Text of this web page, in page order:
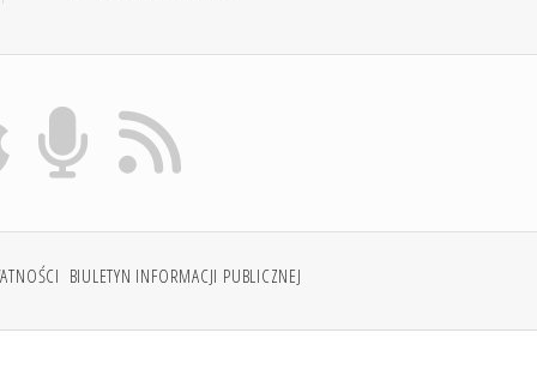
BIULETYN INFORMACJI PUBLICZNEJ